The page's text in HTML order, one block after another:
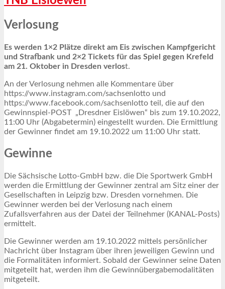
Verlosung
Es werden 1×2 Plätze direkt am Eis zwischen Kampfgericht
und Strafbank und 2×2 Tickets für das Spiel gegen Krefeld
am 21. Oktober in Dresden verlost.
An der Verlosung nehmen alle Kommentare über
https://www.instagram.com/sachsenlotto und
https://www.facebook.com/sachsenlotto teil, die auf den
Gewinnspiel-POST „Dresdner Eislöwen“ bis zum 19.10.2022,
11:00 Uhr (Abgabetermin) eingestellt wurden. Die Ermittlung
der Gewinner findet am 19.10.2022 um 11:00 Uhr statt.
Gewinne
Die Sächsische Lotto-GmbH bzw. die Die Sportwerk GmbH
werden die Ermittlung der Gewinner zentral am Sitz einer der
Gesellschaften in Leipzig bzw. Dresden vornehmen. Die
Gewinner werden bei der Verlosung nach einem
Zufallsverfahren aus der Datei der Teilnehmer (KANAL-Posts)
ermittelt.
Die Gewinner werden am 19.10.2022 mittels persönlicher
Nachricht über Instagram über ihren jeweiligen Gewinn und
die Formalitäten informiert. Sobald der Gewinner seine Daten
mitgeteilt hat, werden ihm die Gewinnübergabemodalitäten
mitgeteilt.